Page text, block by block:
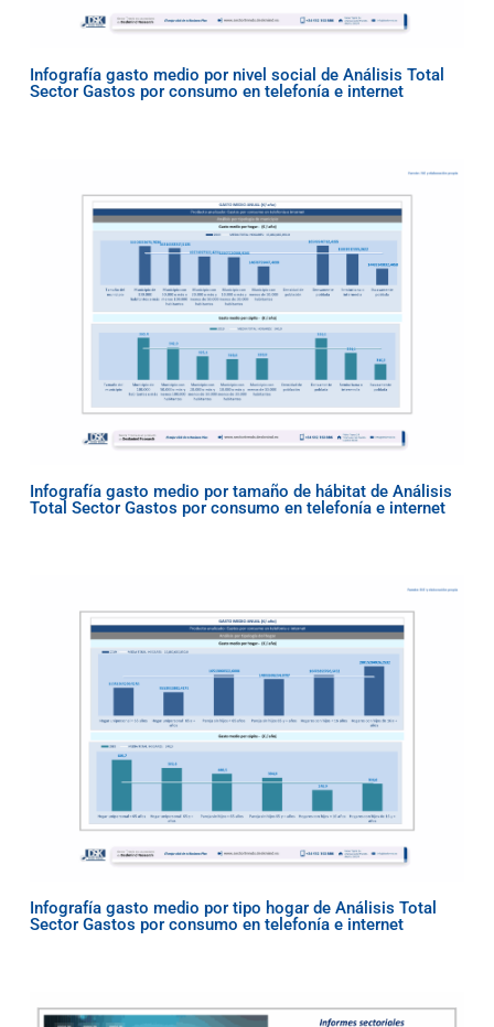
Infografía gasto medio por nivel social de Análisis Total
Sector Gastos por consumo en telefonía e internet
Infografía gasto medio por tamaño de hábitat de Análisis
Total Sector Gastos por consumo en telefonía e internet
Infografía gasto medio por tipo hogar de Análisis Total
Sector Gastos por consumo en telefonía e internet